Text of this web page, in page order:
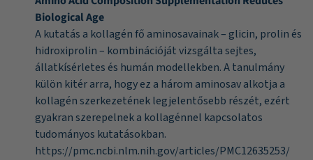
Biological Age
A kutatás a kollagén fő aminosavainak – glicin, prolin és
hidroxiprolin – kombinációját vizsgálta sejtes,
állatkísérletes és humán modellekben. A tanulmány
külön kitér arra, hogy ez a három aminosav alkotja a
kollagén szerkezetének legjelentősebb részét, ezért
gyakran szerepelnek a kollagénnel kapcsolatos
tudományos kutatásokban.
https://pmc.ncbi.nlm.nih.gov/articles/PMC12635253/